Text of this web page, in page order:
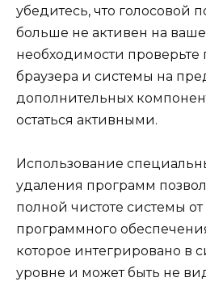
убедитесь, что голосовой
больше не активен на
необходимости
браузера и системы на
дополнительных
остаться активными.
Использование
удаления программ
полной чистоте системы
программного
которое интегрировано в
уровне и может быть не